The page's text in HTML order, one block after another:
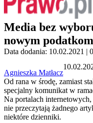
Media bez
nowym podatkom
Data dodania: 10.02.2021 |
Agnieszka Matłacz
Od rana w środę, zamiast
specjalny komunikat w
Na portalach
nie przeczytają żadnego
niektóre dzienniki.